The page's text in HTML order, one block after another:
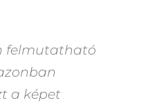
felmutatható
a képet